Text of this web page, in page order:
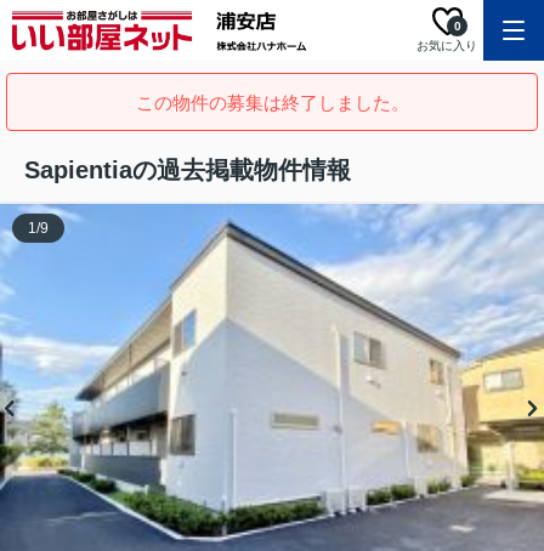
お気に入り
0
この物件の募集は終了しました。
Sapientiaの過去掲載物件情報
1/9